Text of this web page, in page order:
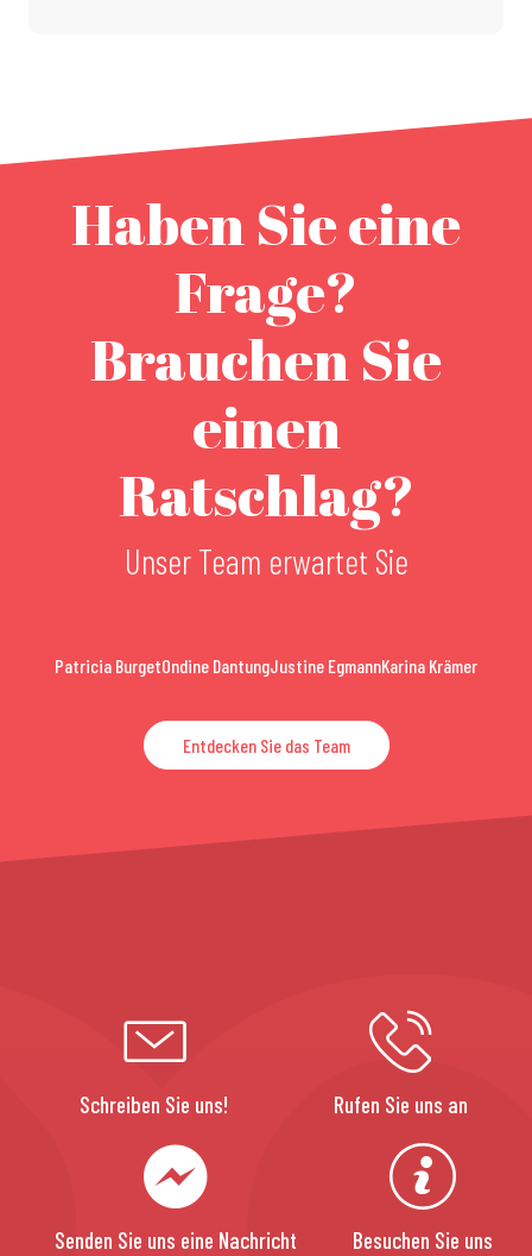
Haben Sie eine
Frage?
Brauchen Sie
einen
Ratschlag?
Unser Team erwartet Sie
Patricia BurgetOndine DantungJustine EgmannKarina Krämer
Entdecken Sie das Team
Schreiben Sie uns! Rufen Sie uns an
Senden Sie uns eine Nachricht Besuchen Sie uns